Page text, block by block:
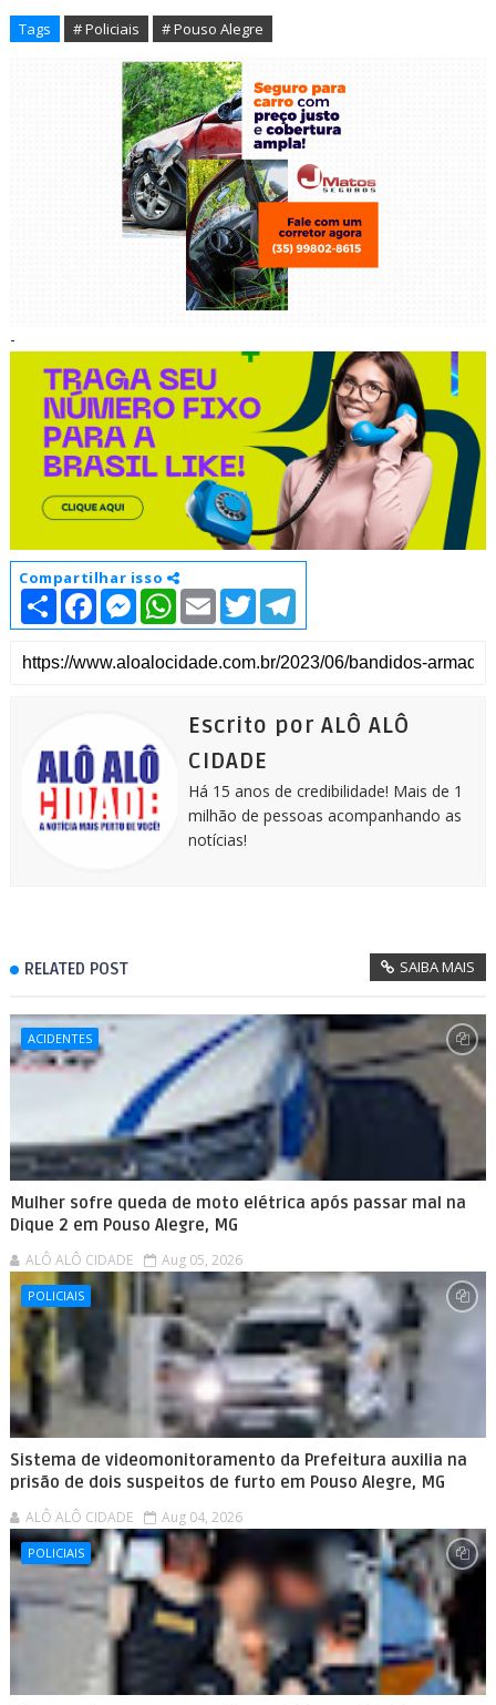
Tags # Policiais # Pouso Alegre
-
Compartilhar isso
S
h
a
e
F
c
b
M
e
s
e
W
h
a
t
s
E
m
a
l
T
i
t
t
T
l
e
g
m
Escrito por ALÔ ALÔ
CIDADE
Há 15 anos de credibilidade! Mais de 1
milhão de pessoas acompanhando as
notícias!
RELATED POST SAIBA MAIS
ACIDENTES
Mulher sofre queda de moto elétrica após passar mal na
Dique 2 em Pouso Alegre, MG
ALÔ ALÔ CIDADE Aug 05, 2026
POLICIAIS
Sistema de videomonitoramento da Prefeitura auxilia na
prisão de dois suspeitos de furto em Pouso Alegre, MG
ALÔ ALÔ CIDADE Aug 04, 2026
POLICIAIS